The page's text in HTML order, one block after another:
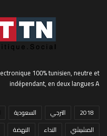
100% tunisien, neutre et
indépendant, en deux langues A
2018 الترجي السعودية
المشيشي
النداء النهضة